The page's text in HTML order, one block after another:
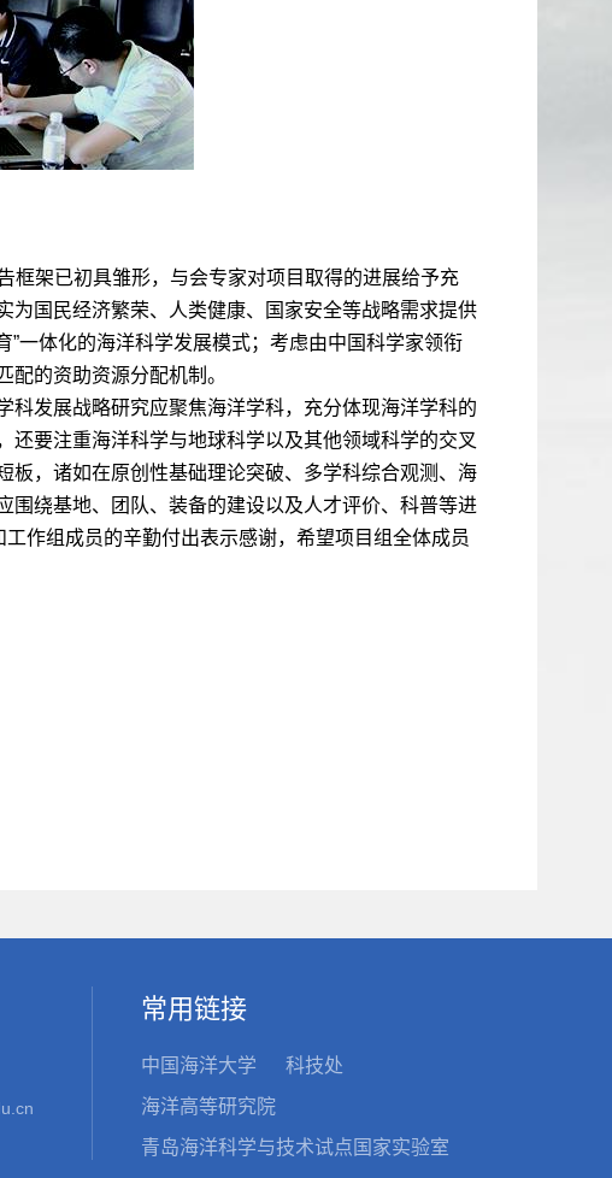
框架已初具雏形，与会专家对项目取得的进展给予充
为国民经济繁荣、人类健康、国家安全等战略需求提供
”一体化的海洋科学发展模式；考虑由中国科学家领衔
的资助资源分配机制。
发展战略研究应聚焦海洋学科，充分体现海洋学科的
要注重海洋科学与地球科学以及其他领域科学的交叉
板，诸如在原创性基础理论突破、多学科综合观测、海
围绕基地、团队、装备的建设以及人才评价、科普等进
作组成员的辛勤付出表示感谢，希望项目组全体成员
常用链接
中国海洋大学
科技处
海洋高等研究院
青岛海洋科学与技术试点国家实验室